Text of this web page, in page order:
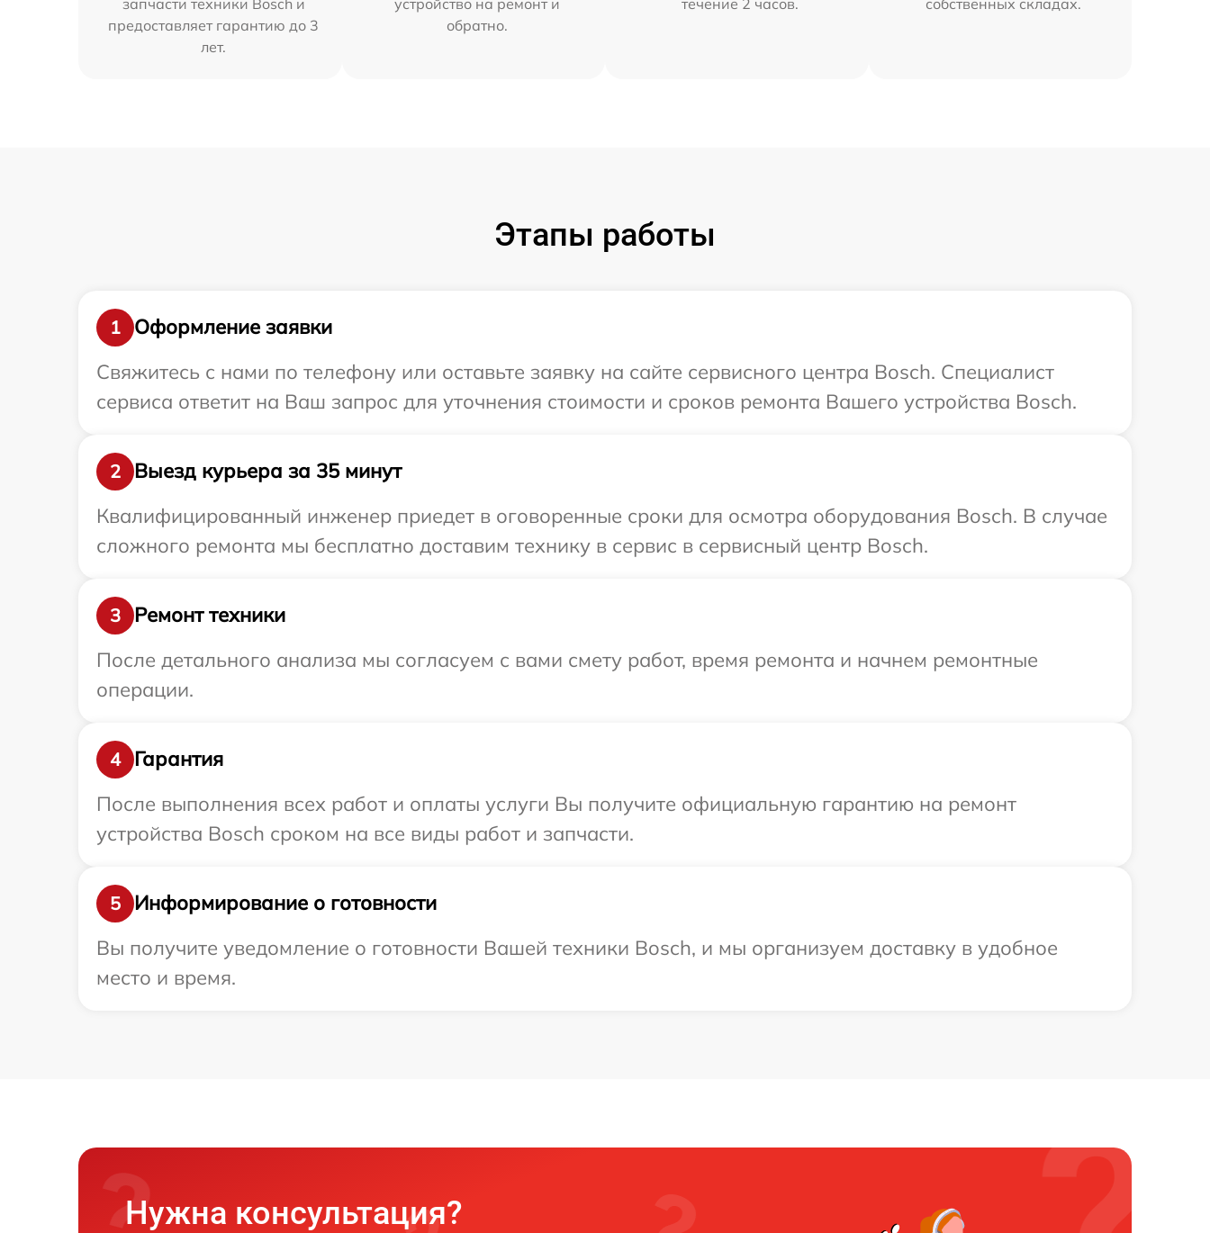
предоставляет гарантию до 3
лет.
обратно.
Этапы работы
1
Оформление заявки
Свяжитесь с нами по телефону или оставьте заявку на сайте сервисного центра Bosch. Специалист
сервиса ответит на Ваш запрос для уточнения стоимости и сроков ремонта Вашего устройства Bosch.
2
Выезд курьера за 35 минут
Квалифицированный инженер приедет в оговоренные сроки для осмотра оборудования Bosch. В случае
сложного ремонта мы бесплатно доставим технику в сервис в сервисный центр Bosch.
3
Ремонт техники
После детального анализа мы согласуем с вами смету работ, время ремонта и начнем ремонтные
операции.
4
Гарантия
После выполнения всех работ и оплаты услуги Вы получите официальную гарантию на ремонт
устройства Bosch сроком на все виды работ и запчасти.
5
Информирование о готовности
Вы получите уведомление о готовности Вашей техники Bosch, и мы организуем доставку в удобное
место и время.
Нужна консультация?